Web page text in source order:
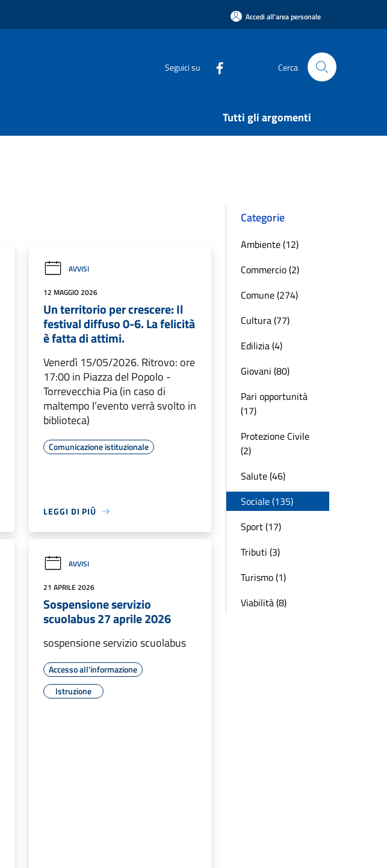
Accedi all'area personale
Seguici su Cerca
Tutti gli argomenti
AVVISI
12 MAGGIO 2026
Un territorio per crescere: Il
festival diffuso 0-6. La felicità
è fatta di attimi.
Venerdì 15/05/2026. Ritrovo: ore
17:00 in Piazza del Popolo -
Torrevecchia Pia (in caso di
maltempo l’evento verrà svolto in
biblioteca)
Comunicazione istituzionale
LEGGI DI PIÙ
AVVISI
21 APRILE 2026
Sospensione servizio
scuolabus 27 aprile 2026
sospensione servizio scuolabus
Accesso all'informazione
Istruzione
Categorie
Ambiente (12)
Commercio (2)
Comune (274)
Cultura (77)
Edilizia (4)
Giovani (80)
Pari opportunità
(17)
Protezione Civile
(2)
Salute (46)
Sociale (135)
Sport (17)
Tributi (3)
Turismo (1)
Viabilità (8)